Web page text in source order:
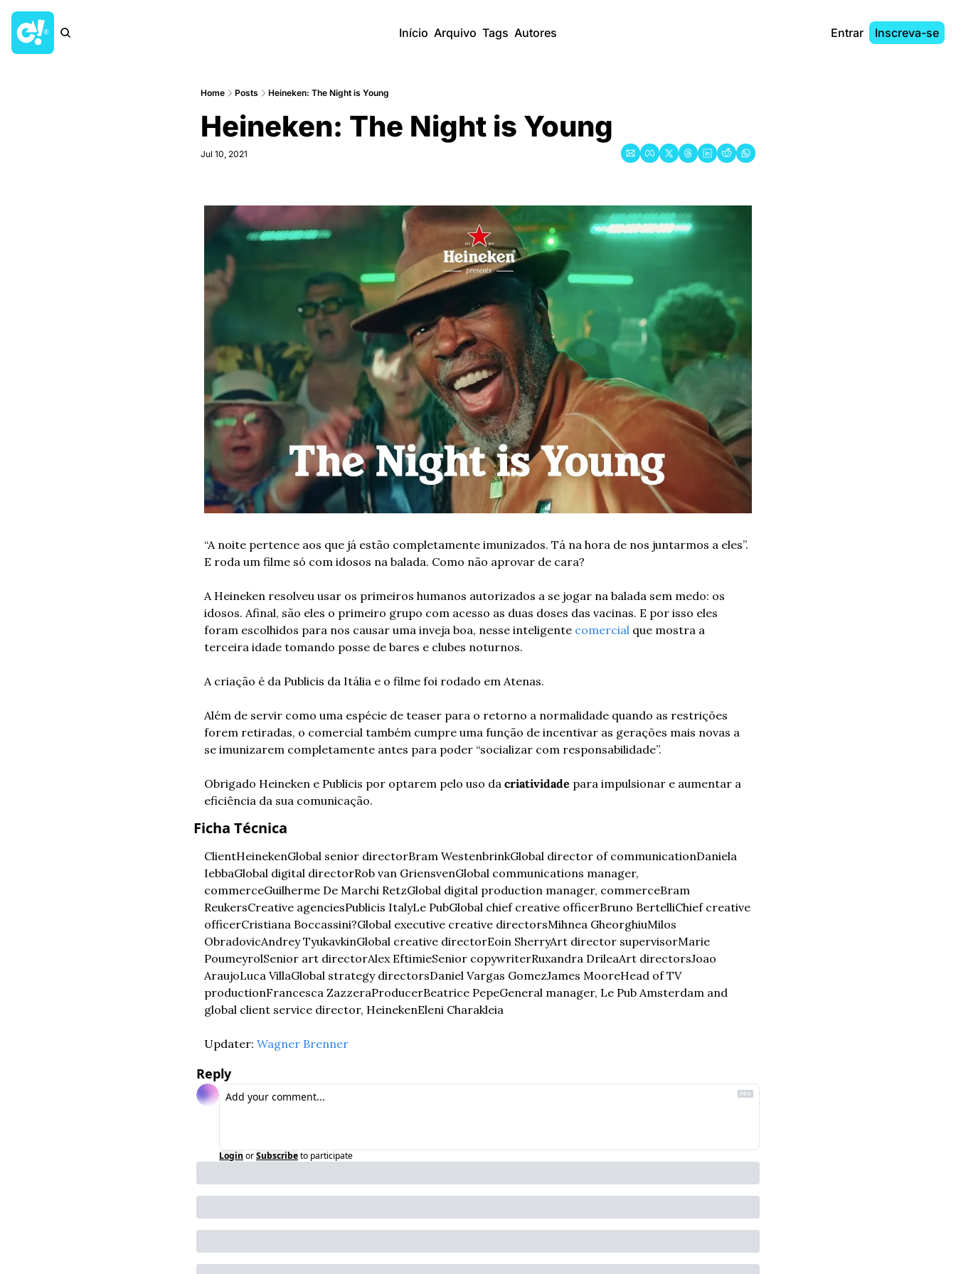
Início Arquivo Tags Autores Entrar Inscreva-se
Home Posts Heineken: The Night is Young
Heineken: The Night is Young
Jul 10, 2021
“A noite pertence aos que já estão completamente imunizados. Tá na hora de nos juntarmos a eles”.
E roda um filme só com idosos na balada. Como não aprovar de cara?
A Heineken resolveu usar os primeiros humanos autorizados a se jogar na balada sem medo: os
idosos. Afinal, são eles o primeiro grupo com acesso as duas doses das vacinas. E por isso eles
foram escolhidos para nos causar uma inveja boa, nesse inteligente comercial que mostra a
terceira idade tomando posse de bares e clubes noturnos.
A criação é da Publicis da Itália e o filme foi rodado em Atenas.
Além de servir como uma espécie de teaser para o retorno a normalidade quando as restrições
forem retiradas, o comercial também cumpre uma função de incentivar as gerações mais novas a
se imunizarem completamente antes para poder “socializar com responsabilidade”.
Obrigado Heineken e Publicis por optarem pelo uso da criatividade para impulsionar e aumentar a
eficiência da sua comunicação.
Ficha Técnica
ClientHeinekenGlobal senior directorBram WestenbrinkGlobal director of communicationDaniela
IebbaGlobal digital directorRob van GriensvenGlobal communications manager,
commerceGuilherme De Marchi RetzGlobal digital production manager, commerceBram
ReukersCreative agenciesPublicis ItalyLe PubGlobal chief creative officerBruno BertelliChief creative
officerCristiana Boccassini?Global executive creative directorsMihnea GheorghiuMilos
ObradovicAndrey TyukavkinGlobal creative directorEoin SherryArt director supervisorMarie
PoumeyrolSenior art directorAlex EftimieSenior copywriterRuxandra DrileaArt directorsJoao
AraujoLuca VillaGlobal strategy directorsDaniel Vargas GomezJames MooreHead of TV
productionFrancesca ZazzeraProducerBeatrice PepeGeneral manager, Le Pub Amsterdam and
global client service director, HeinekenEleni Charakleia
Updater: Wagner Brenner
Reply
Login orSubscribeto participate